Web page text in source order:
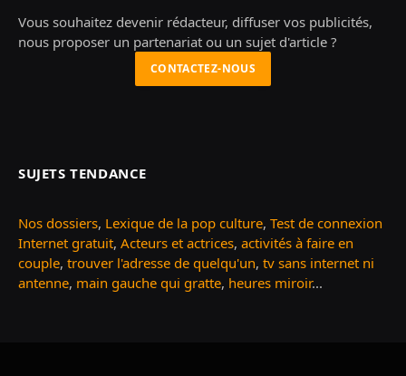
Vous souhaitez devenir rédacteur, diffuser vos publicités,
nous proposer un partenariat ou un sujet d'article ?
CONTACTEZ-NOUS
SUJETS TENDANCE
Nos dossiers, Lexique de la pop culture, Test de connexion
Internet gratuit, Acteurs et actrices, activités à faire en
couple, trouver l'adresse de quelqu'un, tv sans internet ni
antenne, main gauche qui gratte, heures miroir...